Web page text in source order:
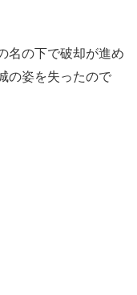
名の下で破却が進め
の姿を失ったので